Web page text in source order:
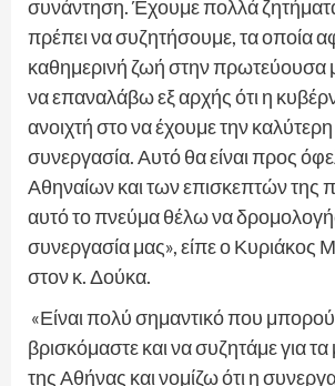
συνάντηση. Έχουμε πολλά
πρέπει να συζητήσουμε, τα οποία
καθημερινή ζωή στην πρωτεύουσα
να επαναλάβω εξ αρχής ότι η
ανοιχτή στο να έχουμε την
συνεργασία. Αυτό θα είναι προς
Αθηναίων και των επισκεπτών της
αυτό το πνεύμα θέλω να
συνεργασία μας», είπε ο Κυριάκος
στον κ. Δούκα.
«Είναι πολύ σημαντικό που
βρισκόμαστε και να συζητάμε για
της Αθήνας και νομίζω ότι η